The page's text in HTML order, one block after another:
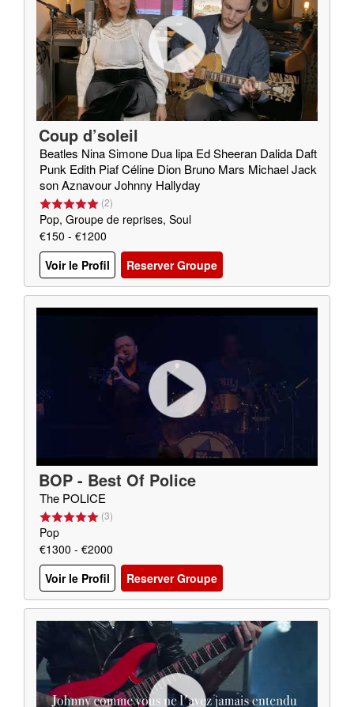
Coup d’soleil
Beatles Nina Simone Dua lipa Ed Sheeran Dalida Daft
Punk Edith Piaf Céline Dion Bruno Mars Michael Jack
son Aznavour Johnny Hallyday
(2)
Pop, Groupe de reprises, Soul
€150 - €1200
Voir le Profil
Reserver Groupe
BOP - Best Of Police
The POLICE
(3)
Pop
€1300 - €2000
Voir le Profil
Reserver Groupe